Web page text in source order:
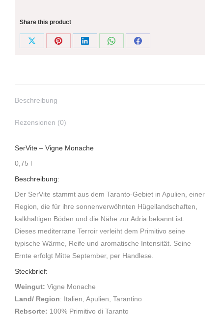
Share this product
Share
Share
Share
Share
Share
Beschreibung
Rezensionen (0)
SerVite – Vigne Monache
0,75 l
Beschreibung:
Der SerVite stammt aus dem Taranto-Gebiet in Apulien, einer
Region, die für ihre sonnenverwöhnten Hügellandschaften,
kalkhaltigen Böden und die Nähe zur Adria bekannt ist.
Dieses mediterrane Terroir verleiht dem Primitivo seine
typische Wärme, Reife und aromatische Intensität. Seine
Ernte erfolgt Mitte September, per Handlese.
Steckbrief:
Weingut: Vigne Monache
Land/ Region: Italien, Apulien, Tarantino
Rebsorte: 100% Primitivo di Taranto